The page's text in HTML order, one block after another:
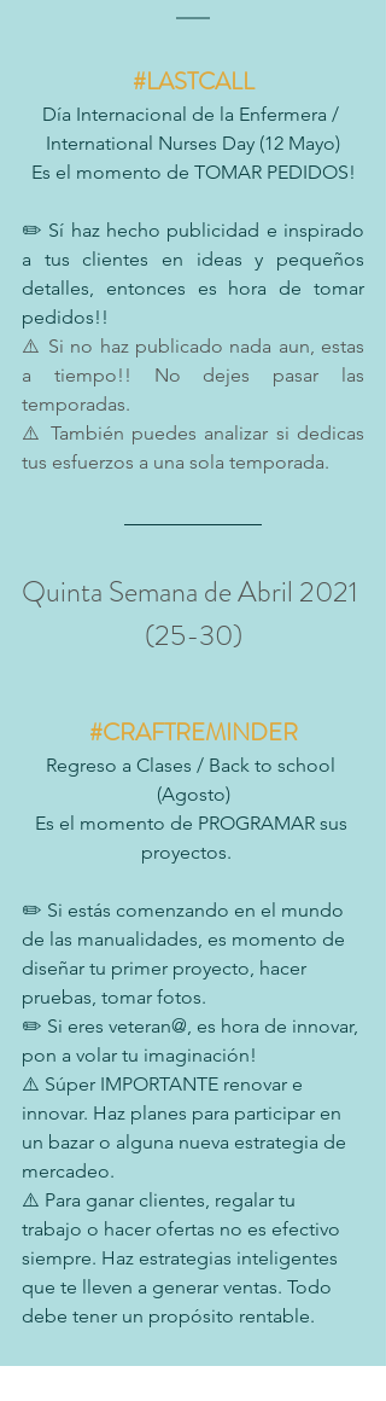
#LASTCALL
Día Internacional de la Enfermera /
International Nurses Day (12 Mayo)
Es el momento de TOMAR PEDIDOS!
✏️ Sí haz hecho publicidad e inspirado
a tus clientes en ideas y pequeños
detalles, entonces es hora de tomar
pedidos!!
⚠️ Si no haz publicado nada aun, estas
a tiempo!! No dejes pasar las
temporadas.
⚠️ También puedes analizar si dedicas
tus esfuerzos a una sola temporada.
Quinta Semana de Abril 2021
(25-30)
#CRAFTREMINDER
Regreso a Clases / Back to school
(Agosto)
Es el momento de PROGRAMAR sus
proyectos.
✏️ Si estás comenzando en el mundo
de las manualidades, es momento de
diseñar tu primer proyecto, hacer
pruebas, tomar fotos.
✏️ Si eres veteran@, es hora de innovar,
pon a volar tu imaginación!
⚠️ Súper IMPORTANTE renovar e
innovar. Haz planes para participar en
un bazar o alguna nueva estrategia de
mercadeo.
⚠️ Para ganar clientes, regalar tu
trabajo o hacer ofertas no es efectivo
siempre. Haz estrategias inteligentes
que te lleven a generar ventas. Todo
debe tener un propósito rentable.